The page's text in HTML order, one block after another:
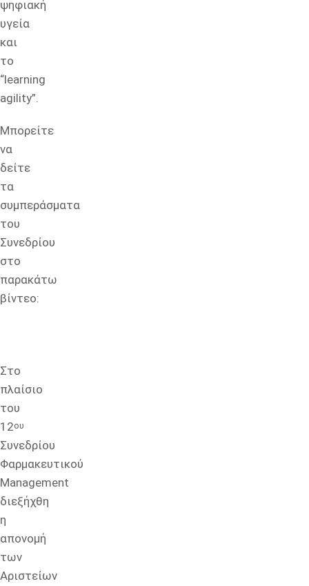
ψηφιακή
υγεία
και
το
“learning
agility”.
Μπορείτε
να
δείτε
τα
συμπεράσματα
του
Συνεδρίου
στο
παρακάτω
βίντεο:
Στο
πλαίσιο
του
12ου
Συνεδρίου
Φαρμακευτικού
Management
διεξήχθη
η
απονομή
των
Αριστείων